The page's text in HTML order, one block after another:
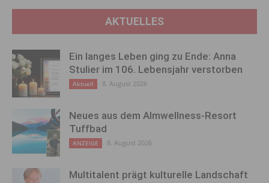
AKTUELLES
Ein langes Leben ging zu Ende: Anna
Stulier im 106. Lebensjahr verstorben
Aktuell 8. August 2026
Neues aus dem Almwellness-Resort
Tuffbad
ANZEIGE 8. August 2026
Multitalent prägt kulturelle Landschaft